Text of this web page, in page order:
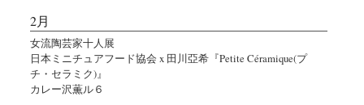
2月
女流陶芸家十人展
日本ミニチュアフード協会 x 田川亞希『Petite Céramique(プ
チ・セラミク)』
カレー沢薫ル６